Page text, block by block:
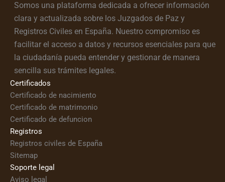
Somos una plataforma dedicada a ofrecer información
clara y actualizada sobre los Juzgados de Paz y
Registros Civiles en España. Nuestro compromiso es
facilitar el acceso a datos y recursos esenciales para que
la ciudadanía pueda entender y gestionar de manera
sencilla sus trámites legales.
Certificados
Certificado de nacimiento
Certificado de matrimonio
Certificado de defuncion
Registros
Registros civiles de España
Sitemap
Soporte legal
Aviso legal